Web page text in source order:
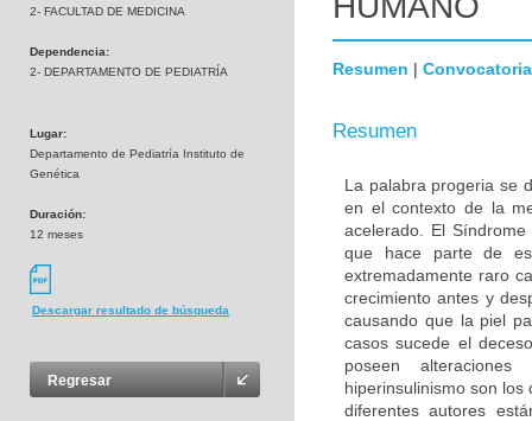
2- FACULTAD DE MEDICINA
Dependencia:
2- DEPARTAMENTO DE PEDIATRÍA
Lugar:
Departamento de Pediatría Instituto de
Genética
Duración:
12 meses
Descargar resultado de búsqueda
Regresar
Resumen | Convocatoria
Resumen
La palabra progeria se
en el contexto de la
acelerado. El
que hace parte de
extremadamente raro
crecimiento antes y
causando que la piel
casos sucede el
poseen alteraciones
hiperinsulinismo son
diferentes autores